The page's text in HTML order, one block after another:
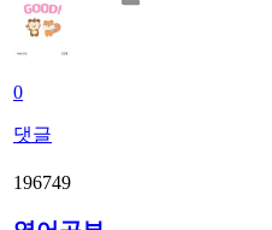
0
댓글
196749